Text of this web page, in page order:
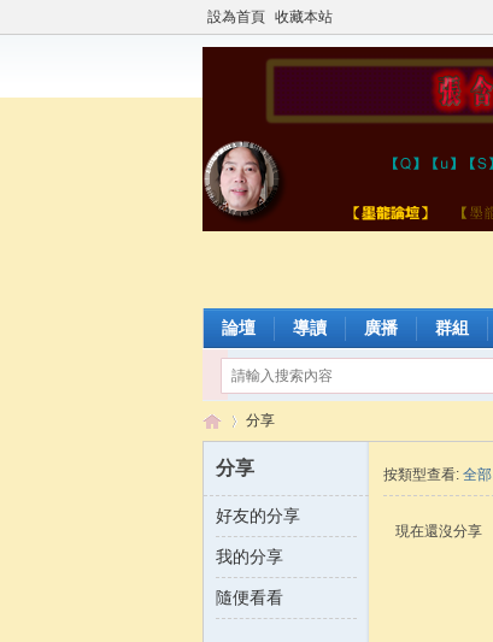
設為首頁 收藏本站
論壇 導讀 廣播 群組
張 ›
分享
分享
好友的分享
我的分享
隨便看看
按類型查看: 全部
現在還沒分享